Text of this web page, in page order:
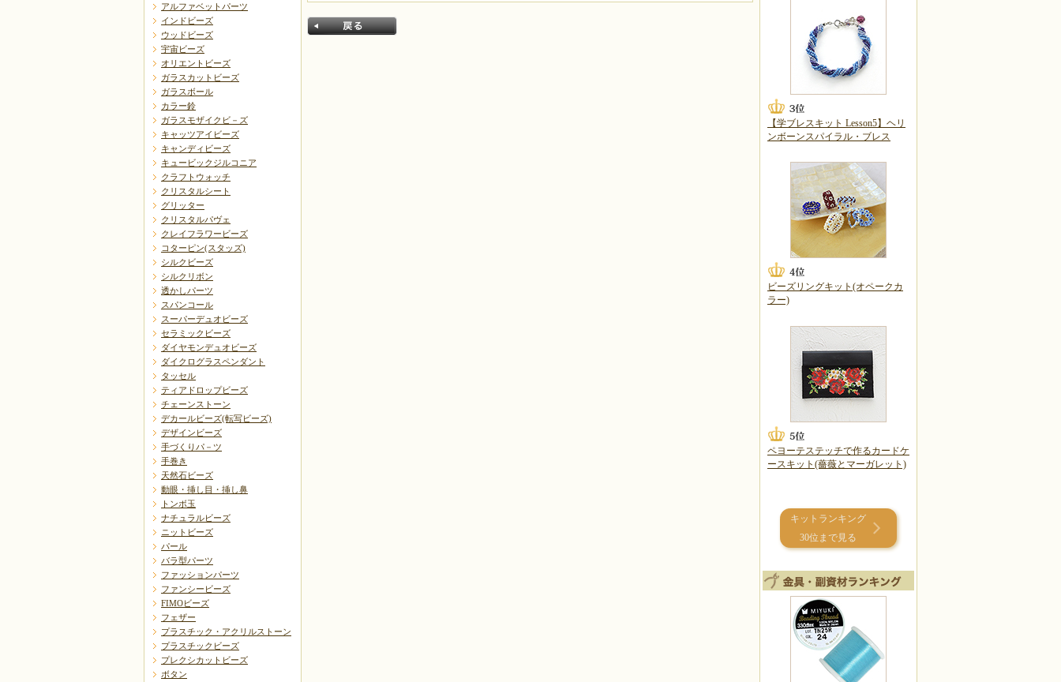
アルファベットパーツ
インドビーズ
ウッドビーズ
宇宙ビーズ
オリエントビーズ
ガラスカットビーズ
ガラスボール
カラー鈴
ガラスモザイクビ－ズ
キャッツアイビーズ
キャンディビーズ
キュービックジルコニア
クラフトウォッチ
クリスタルシート
グリッター
クリスタルパヴェ
クレイフラワービーズ
コターピン(スタッズ)
シルクビーズ
シルクリボン
透かしパーツ
スパンコール
スーパーデュオビーズ
セラミックビーズ
ダイヤモンデュオビーズ
ダイクログラスペンダント
タッセル
ティアドロップビーズ
チェーンストーン
デカールビーズ(転写ビーズ)
デザインビーズ
手づくりパ－ツ
手巻き
天然石ビーズ
動眼・挿し目・挿し鼻
トンボ玉
ナチュラルビーズ
ニットビーズ
パール
バラ型パーツ
ファッションパーツ
ファンシービーズ
FIMOビーズ
フェザー
プラスチック・アクリルストーン
プラスチックビーズ
プレクシカットビーズ
ボタン
【学ブレスキット Lesson5】ヘリ
ンボーンスパイラル・ブレス
ビーズリングキット(オペークカ
ラー)
ペヨーテステッチで作るカードケ
ースキット(薔薇とマーガレット)
キットランキング
30位まで見る